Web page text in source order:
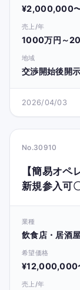
¥2,000,000
売上/年
1000万円～
地域
交渉開始後開示
2026/04/03
No.30910
【簡易オ
新規参入可
業種
飲食店・居酒
希望価格
¥12,000,000
売上/年